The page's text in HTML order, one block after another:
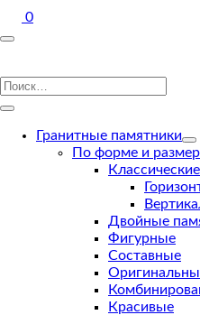
0
Гранитные памятники
По форме и
Классические
Двойные
Фигурные
Составные
Красивые